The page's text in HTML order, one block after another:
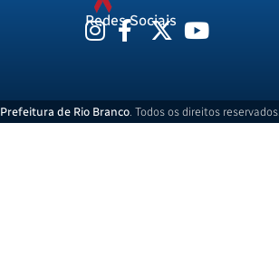
Redes Sociais
Prefeitura de Rio Branco . Todos os direitos reservados.